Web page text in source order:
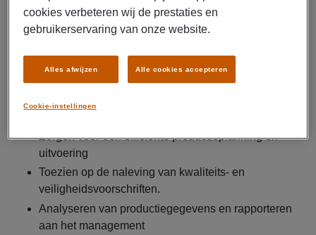
de gestelde kwaliteitsnormen worden behaald. Je hebt een
hands-on mentaliteit en bent een echte motivator voor je
Zorgen voor een efficiënte productieplanning en -
uitvoering
Toezien op de naleving van kwaliteits- en
veiligheidsvoorschriften.
Analyseren van productiegegevens en rapporteren
aan het management
cookies verbeteren wij de prestaties en
gebruikerservaring van onze website.
Cookie-instellingen
Alles afwijzen Alle cookies accepteren